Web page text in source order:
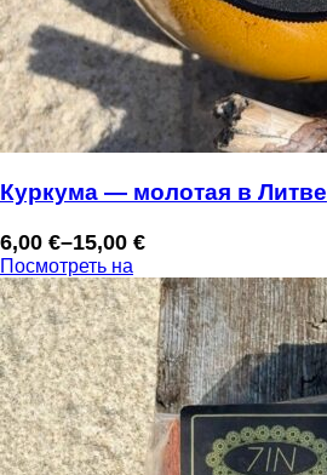
Куркума — молотая в Литве
6,00 €–15,00 €
Диапазон
цен:
6,00 €
–
15,00 €
Посмотреть на